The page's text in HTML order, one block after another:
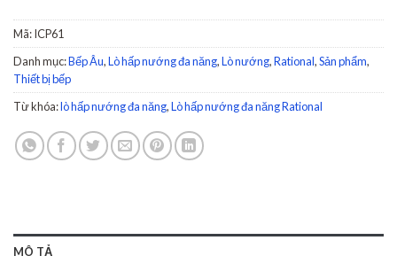
Mã:ICP61
Danh mục:Bếp Âu,Lò hấp nướng đa năng,Lò nướng,Rational,Sản phẩm,
Thiết bị bếp
Từ khóa:lò hấp nướng đa năng,Lò hấp nướng đa năng Rational
MÔ TẢ